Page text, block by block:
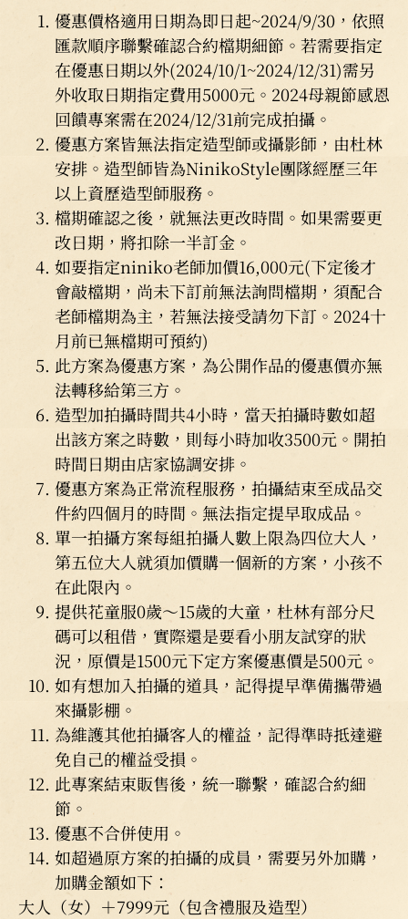
優惠價格適用日期為即日起~2024/9/30，依照
匯款順序聯繫確認合約檔期細節。若需要指定
在優惠日期以外(2024/10/1~2024/12/31)需另
外收取日期指定費用5000元。2024母親節感恩
回饋專案需在2024/12/31前完成拍攝。
優惠方案皆無法指定造型師或攝影師，由杜林
安排。造型師皆為NinikoStyle團隊經歷三年
以上資歷造型師服務。
檔期確認之後，就無法更改時間。如果需要更
改日期，將扣除一半訂金。
如要指定niniko老師加價16,000元(下定後才
會敲檔期，尚未下訂前無法詢問檔期，須配合
老師檔期為主，若無法接受請勿下訂。2024十
月前已無檔期可預約)
此方案為優惠方案，為公開作品的優惠價亦無
法轉移給第三方。
造型加拍攝時間共4小時，當天拍攝時數如超
出該方案之時數，則每小時加收3500元。開拍
時間日期由店家協調安排。
優惠方案為正常流程服務，拍攝結束至成品交
件約四個月的時間。無法指定提早取成品。
單一拍攝方案每組拍攝人數上限為四位大人，
第五位大人就須加價購一個新的方案，小孩不
在此限內。
提供花童服0歲～15歲的大童，杜林有部分尺
碼可以租借，實際還是要看小朋友試穿的狀
況，原價是1500元下定方案優惠價是500元。
如有想加入拍攝的道具，記得提早準備攜帶過
來攝影棚。
為維護其他拍攝客人的權益，記得準時抵達避
免自己的權益受損。
此專案結束販售後，統一聯繫，確認合約細
節。
優惠不合併使用。
如超過原方案的拍攝的成員，需要另外加購，
加購金額如下：
大人（女）＋7999元（包含禮服及造型）